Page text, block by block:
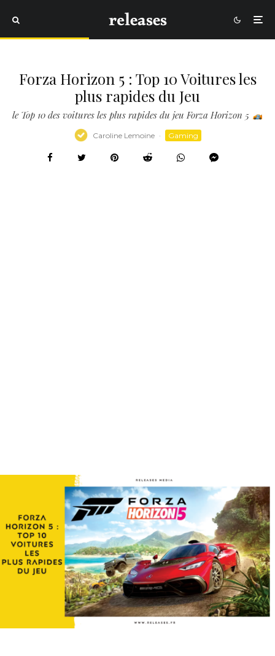
Forza Horizon 5 : Top 10 Voitures les
plus rapides du Jeu
le Top 10 des voitures les plus rapides du jeu Forza Horizon 5
Caroline Lemoine · Gaming